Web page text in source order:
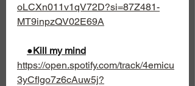
oLCXn011v1qV72D?si=87Z481-
MT9inpzQV02E69A
●Kill my mind
https://open.spotify.com/track/4emicu
3yCflgo7z6cAuw5j?